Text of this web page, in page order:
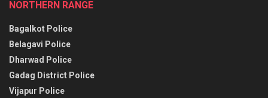
NORTHERN RANGE
Bagalkot Police
Belagavi Police
Dharwad Police
Gadag District Police
Vijapur Police